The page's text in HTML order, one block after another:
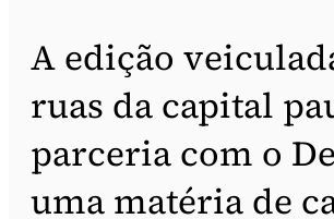
A edição
ruas da capital
parceria com o
uma matéria de